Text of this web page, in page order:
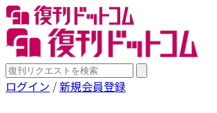
ログイン /新規会員登録